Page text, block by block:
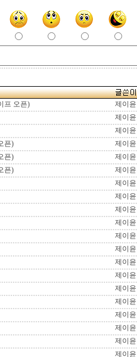
프 오픈) 제이윤
제이윤
제이윤
픈) 제이윤
픈) 제이윤
픈) 제이윤
제이윤
제이윤
제이윤
제이윤
제이윤
제이윤
제이윤
제이윤
제이윤
제이윤
제이윤
제이윤
제이윤
제이윤